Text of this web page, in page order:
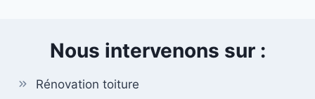
Nous intervenons sur :
Rénovation toiture